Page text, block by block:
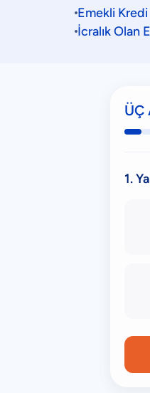
Emekli Kredi
İcralık Olan
ÜÇ
1.